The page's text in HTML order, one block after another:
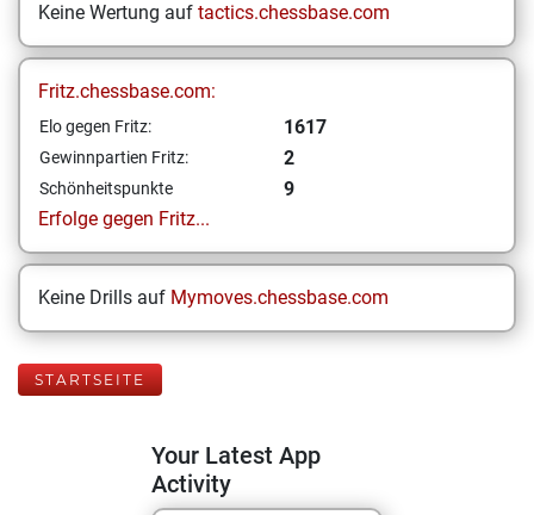
Keine Wertung auf tactics.chessbase.com
Fritz.chessbase.com:
Elo gegen Fritz: 1617
Gewinnpartien Fritz: 2
Schönheitspunkte
9
Erfolge gegen Fritz...
Keine Drills auf Mymoves.chessbase.com
STARTSEITE
Your Latest App
Activity